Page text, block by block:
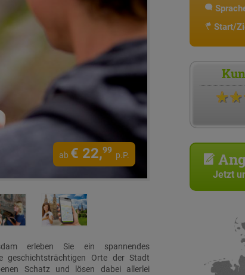
ab € 22,99
p.P.
erleben Sie ein spannendes
geschichtsträchtigen Orte der Stadt
Schatz und lösen dabei allerlei
Start/
Jetzt